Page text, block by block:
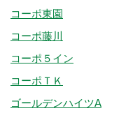
コーポ東園
コーポ藤川
コーポ５イン
コーポＴＫ
ゴールデンハイツA